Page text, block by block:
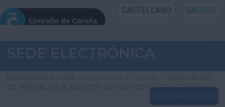
CASTELLANO GALEGO
INICIO SEDE
INICIO
INFORMACIÓN PÚBLICA
SEDE ELECTRÓNICA
08/08/2026 19:43:53 CORUNA.ES > INICIO > TABOLEIRO
DE ANUNCIOS E EDICTOS DO CONCELLO DA CORUÑA
INICIAR SESIÓN